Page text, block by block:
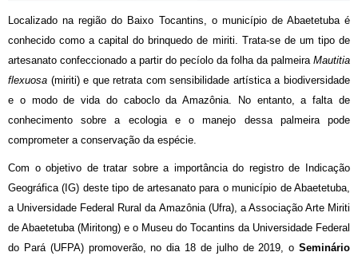
Localizado na região do Baixo Tocantins, o município de Abaetetuba é
conhecido como a capital do brinquedo de miriti. Trata-se de um tipo de
artesanato confeccionado a partir do pecíolo da folha da palmeira Mautitia
flexuosa (miriti) e que retrata com sensibilidade artística a biodiversidade
e o modo de vida do caboclo da Amazônia. No entanto, a falta de
conhecimento sobre a ecologia e o manejo dessa palmeira pode
comprometer a conservação da espécie.
Com o objetivo de tratar sobre a importância do registro de Indicação
Geográfica (IG) deste tipo de artesanato para o município de Abaetetuba,
a Universidade Federal Rural da Amazônia (Ufra), a Associação Arte Miriti
de Abaetetuba (Miritong) e o Museu do Tocantins da Universidade Federal
do Pará (UFPA) promoverão, no dia 18 de julho de 2019, o Seminário